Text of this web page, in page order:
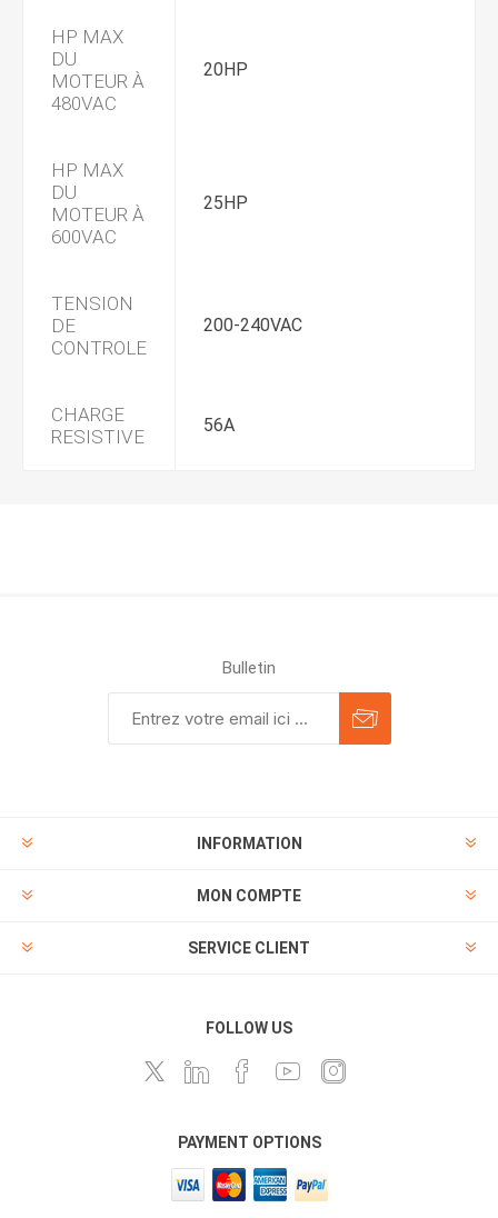
HP MAX
DU
MOTEUR À
480VAC
20HP
HP MAX
DU
MOTEUR À
600VAC
25HP
TENSION
DE
CONTROLE
200-240VAC
CHARGE
RESISTIVE
56A
Bulletin
INFORMATION
MON COMPTE
SERVICE CLIENT
FOLLOW US
PAYMENT OPTIONS